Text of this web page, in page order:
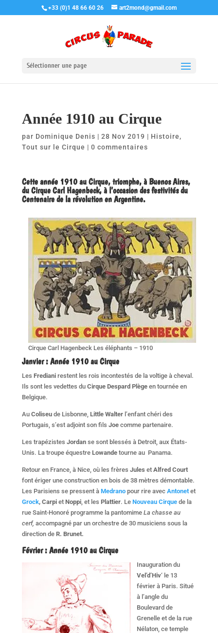
+33 (0)1 48 66 60 26 art2mond@gmail.com
Sélectionner une page
Année 1910 au Cirque
par Dominique Denis | 28 Nov 2019 | Histoire,
Tout sur le Cirque | 0 commentaires
Cette année 1910 au Cirque, triomphe, à Buenos Aires,
du Cirque Carl Hagenbeck, à l’occasion des festivités du
Centenaire de la révolution en Argentine.
Cirque Carl Hagenbeck Les éléphants – 1910
Janvier : Année 1910 au Cirque
Les Fredianirestent les rois incontestés de la voltige à cheval.
Ils sont les vedettes du Cirque Despard Plègeen tournée en
Belgique.
Au Coliseude Lisbonne, Little Walterl’enfant chéri des
Portugais, s’est adjoint son fils Joecomme partenaire.
Les trapézistes Jordanse sont blessés à Detroit, aux États-
Unis. La troupe équestre Lowandetourne au Panama.
Retour en France, à Nice, où les frères Jules et Alfred Court
font ériger une construction en bois de 38 mètres démontable.
Les Parisiens se pressent à Medranopour rire avec Antonetet
Grock, Carpiet Noppi, et les Plattier. Le Nouveau Cirque de la
rue Saint-Honoré programme la pantomime La chasse au
cerf, accompagné par un orchestre de 30 musiciens sous la
direction de R. Brunet.
Février : Année 1910 au Cirque
Inauguration du
Vel’d’Hiv‘ le 13
février à Paris. Situé
à l’angle du
Boulevard de
Grenelle et de la rue
Nélaton, ce temple